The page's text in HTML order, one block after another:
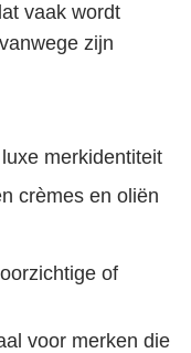
vaak wordt
vanwege zijn
merkidentiteit
crèmes en oliën
of
voor merken die